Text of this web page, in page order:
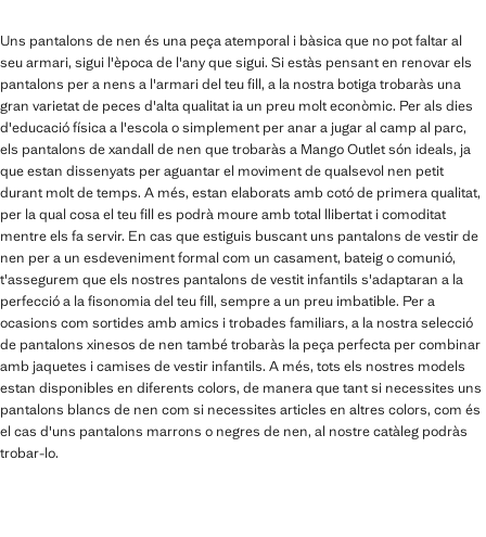
Uns pantalons de nen és una peça atemporal i bàsica que no pot faltar al
seu armari, sigui l'època de l'any que sigui. Si estàs pensant en renovar els
pantalons per a nens a l'armari del teu fill, a la nostra botiga trobaràs una
gran varietat de peces d'alta qualitat ia un preu molt econòmic. Per als dies
d'educació física a l'escola o simplement per anar a jugar al camp al parc,
els pantalons de xandall de nen que trobaràs a Mango Outlet són ideals, ja
que estan dissenyats per aguantar el moviment de qualsevol nen petit
durant molt de temps. A més, estan elaborats amb cotó de primera qualitat,
per la qual cosa el teu fill es podrà moure amb total llibertat i comoditat
mentre els fa servir. En cas que estiguis buscant uns pantalons de vestir de
nen per a un esdeveniment formal com un casament, bateig o comunió,
t'assegurem que els nostres pantalons de vestit infantils s'adaptaran a la
perfecció a la fisonomia del teu fill, sempre a un preu imbatible. Per a
ocasions com sortides amb amics i trobades familiars, a la nostra selecció
de pantalons xinesos de nen també trobaràs la peça perfecta per combinar
amb jaquetes i camises de vestir infantils. A més, tots els nostres models
estan disponibles en diferents colors, de manera que tant si necessites uns
pantalons blancs de nen com si necessites articles en altres colors, com és
el cas d'uns pantalons marrons o negres de nen, al nostre catàleg podràs
trobar-lo.